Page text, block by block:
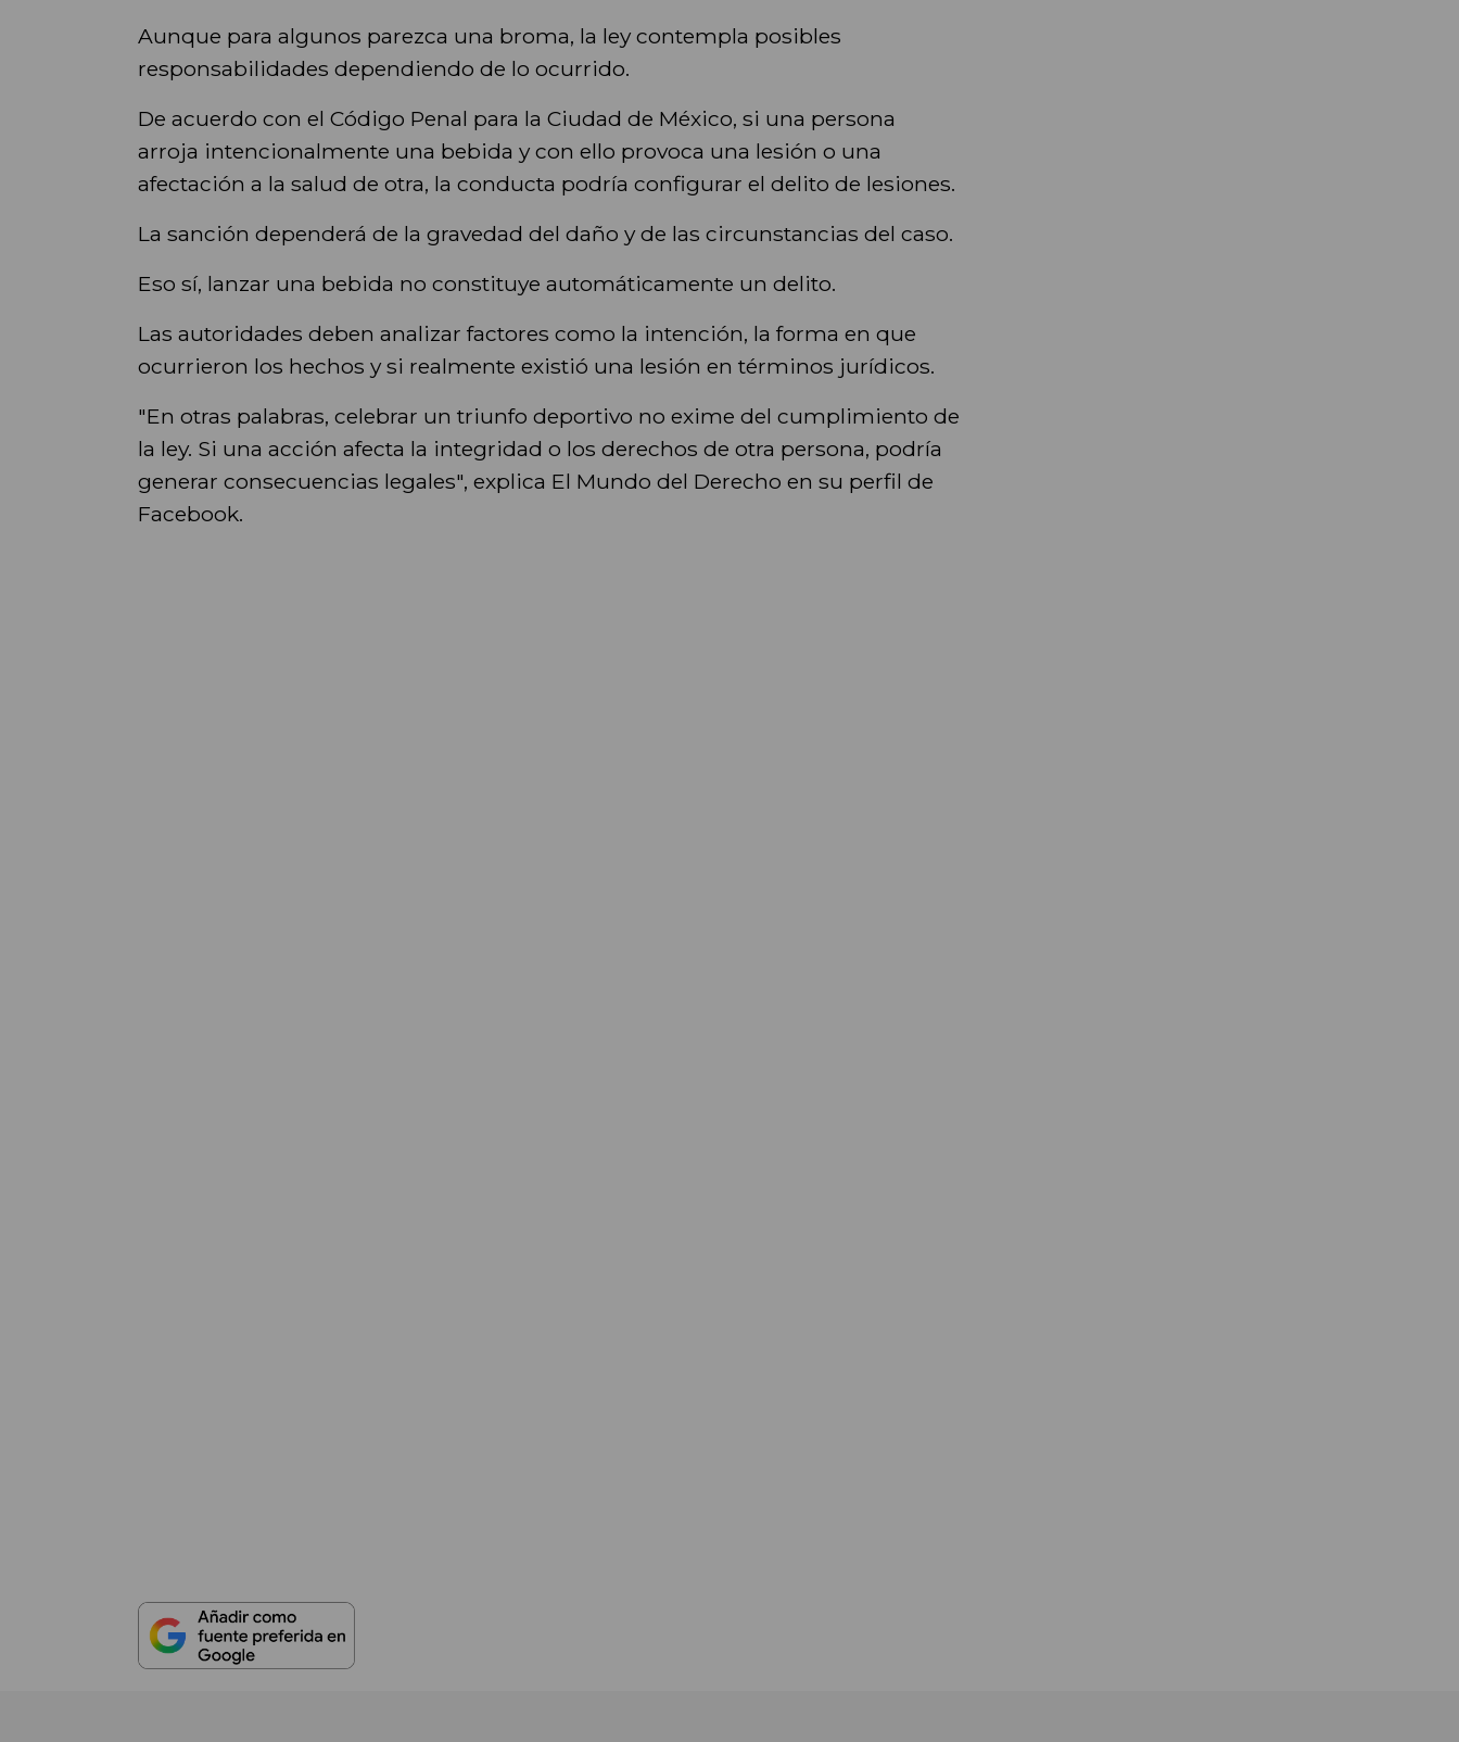
Aunque para algunos parezca una broma, la ley contempla posibles
responsabilidades dependiendo de lo ocurrido.
De acuerdo con el Código Penal para la Ciudad de México, si una persona
arroja intencionalmente una bebida y con ello provoca una lesión o una
afectación a la salud de otra, la conducta podría configurar el delito de lesiones.
La sanción dependerá de la gravedad del daño y de las circunstancias del caso.
Eso sí, lanzar una bebida no constituye automáticamente un delito.
Las autoridades deben analizar factores como la intención, la forma en que
ocurrieron los hechos y si realmente existió una lesión en términos jurídicos.
"En otras palabras, celebrar un triunfo deportivo no exime del cumplimiento de
la ley. Si una acción afecta la integridad o los derechos de otra persona, podría
generar consecuencias legales", explica El Mundo del Derecho en su perfil de
Facebook.